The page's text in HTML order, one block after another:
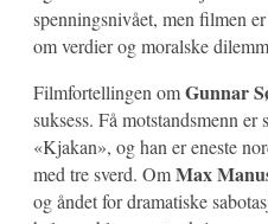
spenningsnivået, men filmen
om verdier og moralske
Filmfortellingen omGunnar
suksess. Få motstandsmenn
«Kjakan», og han er eneste
med tre sverd. OmMax
og åndet for dramatiske